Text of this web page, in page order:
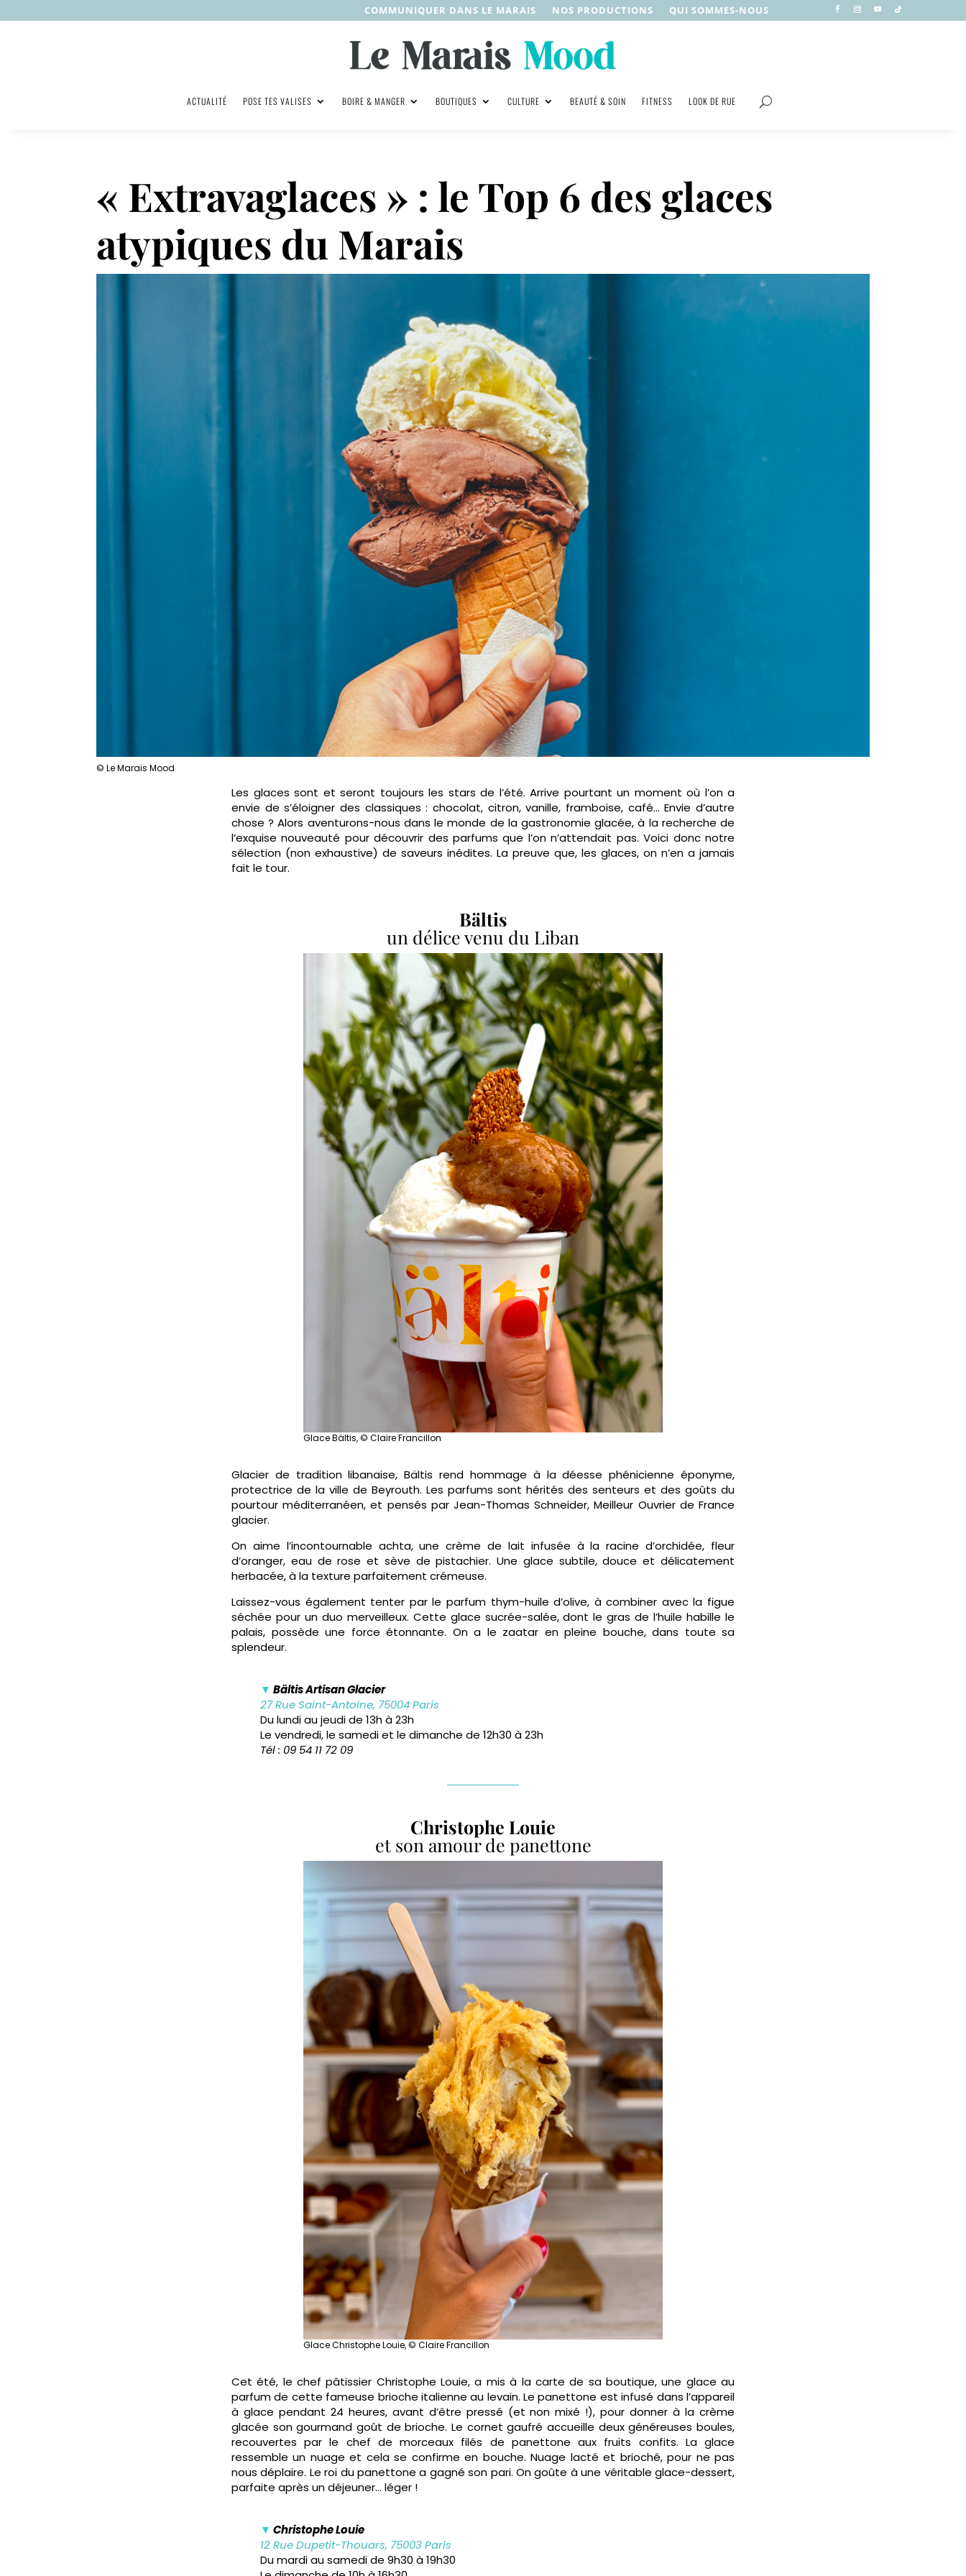
COMMUNIQUER DANS LE MARAIS NOS PRODUCTIONS QUI SOMMES-NOUS
ACTUALITÉ POSE TES VALISES BOIRE & MANGER BOUTIQUES CULTURE BEAUTÉ & SOIN FITNESS LOOK DE RUE
« Extravaglaces » : le Top 6 des glaces
atypiques du Marais
© Le Marais Mood
Les glaces sont et seront toujours les stars de l’été. Arrive pourtant un moment où l’on a
envie de s’éloigner des classiques : chocolat, citron, vanille, framboise, café… Envie d’autre
chose ? Alors aventurons-nous dans le monde de la gastronomie glacée, à la recherche de
l’exquise nouveauté pour découvrir des parfums que l’on n’attendait pas. Voici donc notre
sélection (non exhaustive) de saveurs inédites. La preuve que, les glaces, on n’en a jamais
fait le tour.
Bältis
un délice venu du Liban
Glace Bältis, © Claire Francillon
Glacier de tradition libanaise, Bältis rend hommage à la déesse phénicienne éponyme,
protectrice de la ville de Beyrouth. Les parfums sont hérités des senteurs et des goûts du
pourtour méditerranéen, et pensés par Jean-Thomas Schneider, Meilleur Ouvrier de France
glacier.
On aime l’incontournable achta, une crème de lait infusée à la racine d’orchidée, fleur
d’oranger, eau de rose et sève de pistachier. Une glace subtile, douce et délicatement
herbacée, à la texture parfaitement crémeuse.
Laissez-vous également tenter par le parfum thym-huile d’olive, à combiner avec la figue
séchée pour un duo merveilleux. Cette glace sucrée-salée, dont le gras de l’huile habille le
palais, possède une force étonnante. On a le zaatar en pleine bouche, dans toute sa
splendeur.
▼ Bältis Artisan Glacier
27 Rue Saint-Antoine, 75004 Paris
Du lundi au jeudi de 13h à 23h
Le vendredi, le samedi et le dimanche de 12h30 à 23h
Tél : 09 54 11 72 09
Christophe Louie
et son amour de panettone
Glace Christophe Louie, © Claire Francillon
Cet été, le chef pâtissier Christophe Louie, a mis à la carte de sa boutique, une glace au
parfum de cette fameuse brioche italienne au levain. Le panettone est infusé dans l’appareil
à glace pendant 24 heures, avant d’être pressé (et non mixé !), pour donner à la crème
glacée son gourmand goût de brioche. Le cornet gaufré accueille deux généreuses boules,
recouvertes par le chef de morceaux filés de panettone aux fruits confits. La glace
ressemble un nuage et cela se confirme en bouche. Nuage lacté et brioché, pour ne pas
nous déplaire. Le roi du panettone a gagné son pari. On goûte à une véritable glace-dessert,
parfaite après un déjeuner… léger !
▼ Christophe Louie
12 Rue Dupetit-Thouars, 75003 Paris
Du mardi au samedi de 9h30 à 19h30